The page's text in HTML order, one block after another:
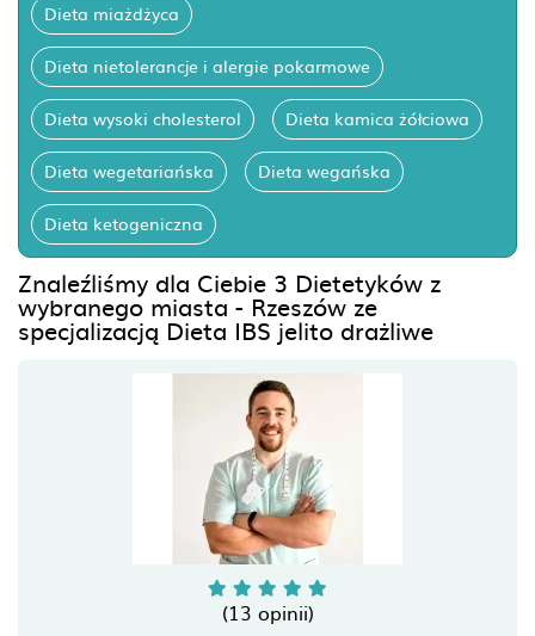
Dieta miażdżyca
Dieta nietolerancje i alergie pokarmowe
Dieta wysoki cholesterol Dieta kamica żółciowa
Dieta wegetariańska Dieta wegańska
Dieta ketogeniczna
Znaleźliśmy dla Ciebie 3 Dietetyków z
wybranego miasta - Rzeszów ze
specjalizacją Dieta IBS jelito drażliwe
(13 opinii)